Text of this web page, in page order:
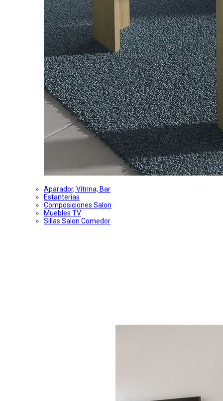
Aparador, Vitrina, Bar
Estanterias
Composiciones Salon
Muebles TV
Sillas Salon Comedor